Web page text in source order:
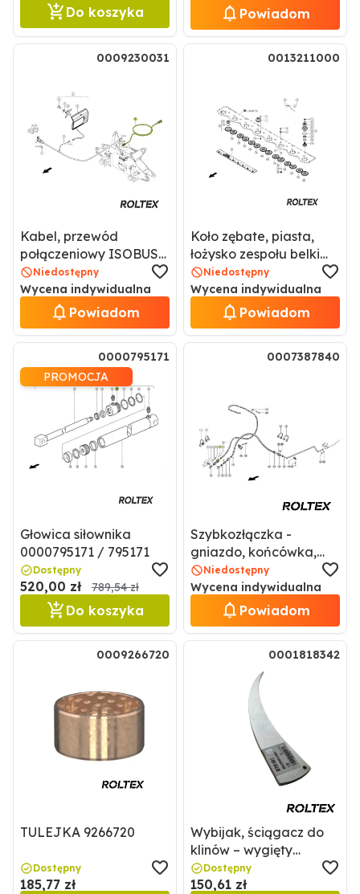
Do koszyka
Powiadom
0009230031
Kabel, przewód
połączeniowy ISOBUS
0009230031 / 9230031
Niedostępny
Wycena indywidualna
Powiadom
0013211000
Koło zębate, piasta,
łożysko zespołu belki
tnącej 0013211000 /
13211000
Niedostępny
Wycena indywidualna
Powiadom
0000795171
PROMOCJA
Głowica siłownika
0000795171 / 795171
Dostępny
520,00 zł 789,54 zł
Do koszyka
0007387840
Szybkozłączka -
gniazdo, końcówka,
złączka hydrauliczna
BG3-10L 0007387840 /
7387840
Niedostępny
Wycena indywidualna
Powiadom
0009266720
TULEJKA 9266720
Dostępny
185,77 zł
0001818342
Wybijak, ściągacz do
klinów – wygięty
0001818342 / 1818342
Dostępny
150,61 zł